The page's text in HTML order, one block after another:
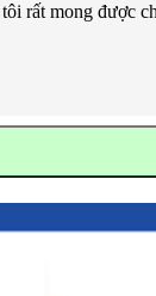
rất mong được